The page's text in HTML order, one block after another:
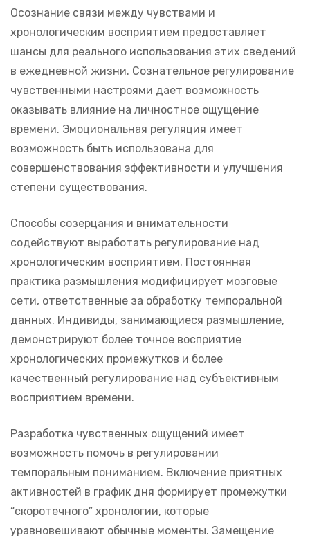
Осознание связи между чувствами и
хронологическим восприятием предоставляет
шансы для реального использования этих сведений
в ежедневной жизни. Сознательное регулирование
чувственными настроями дает возможность
оказывать влияние на личностное ощущение
времени. Эмоциональная регуляция имеет
возможность быть использована для
совершенствования эффективности и улучшения
степени существования.
Способы созерцания и внимательности
содействуют выработать регулирование над
хронологическим восприятием. Постоянная
практика размышления модифицирует мозговые
сети, ответственные за обработку темпоральной
данных. Индивиды, занимающиеся размышление,
демонстрируют более точное восприятие
хронологических промежутков и более
качественный регулирование над субъективным
восприятием времени.
Разработка чувственных ощущений имеет
возможность помочь в регулировании
темпоральным пониманием. Включение приятных
активностей в график дня формирует промежутки
“скоротечного” хронологии, которые
уравновешивают обычные моменты. Замещение